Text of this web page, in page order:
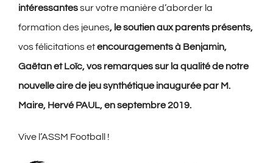
intéressantessur votre manière d’aborder la
formation des jeunes, le soutien aux parents présents,
vos félicitations etencouragements à Benjamin,
Gaëtan et Loïc,vos remarques sur la qualité de notre
nouvelle aire de jeu synthétique inaugurée par M.
Maire, Hervé PAUL, en septembre 2019.
Vive l’ASSM Football !